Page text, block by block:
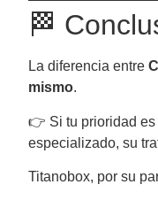
🏁
La diferencia entre
mismo.
👉 Si tu prioridad es
especializado, su
Titanobox, por su